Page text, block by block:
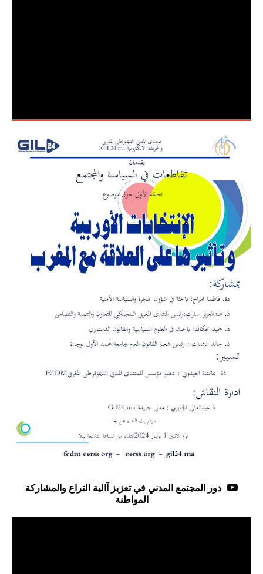
دور المجتمع المدني في تعزيز آالية التراع والمشاركة
المواطنة